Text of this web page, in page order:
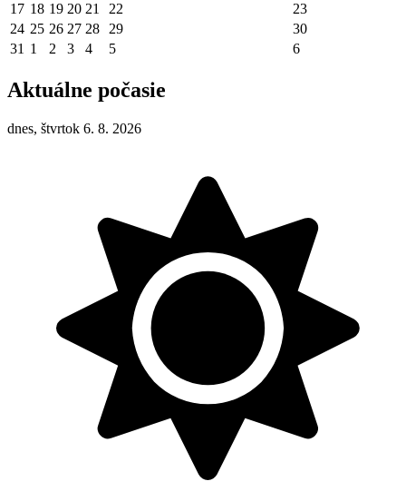
17 18 19 20 21 22
23
24 25 26 27 28 29
30
31 1 2 3 4 5 6
Aktuálne počasie
dnes, štvrtok 6. 8. 2026